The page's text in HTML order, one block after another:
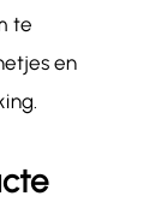
te
en